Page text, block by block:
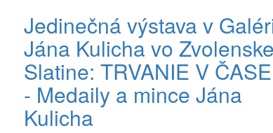
Jedinečná výstava v
Jána Kulicha vo
Slatine: TRVANIE V
- Medaily a mince Jána
Kulicha